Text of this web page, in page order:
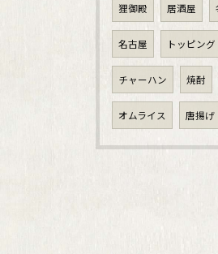
狸御殿 居酒屋
名古屋 トッピング
チャーハン 焼酎
オムライス 唐揚げ